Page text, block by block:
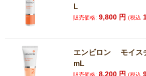
L
販売価格: 9,800 円(税込
エンビロン モイス
mL
販売価格: 8,200 円(税込